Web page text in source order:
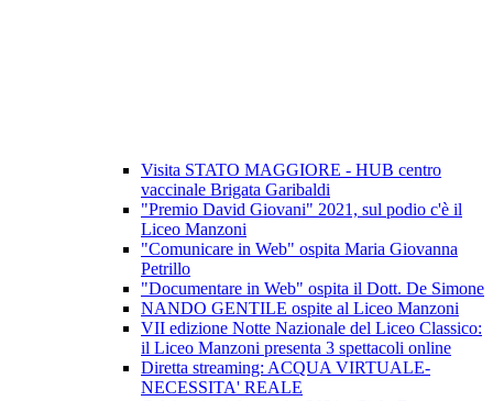
Visita STATO MAGGIORE - HUB centro
vaccinale Brigata Garibaldi
"Premio David Giovani" 2021, sul podio c'è il
Liceo Manzoni
"Comunicare in Web" ospita Maria Giovanna
Petrillo
"Documentare in Web" ospita il Dott. De Simone
NANDO GENTILE ospite al Liceo Manzoni
VII edizione Notte Nazionale del Liceo Classico:
il Liceo Manzoni presenta 3 spettacoli online
Diretta streaming: ACQUA VIRTUALE-
NECESSITA' REALE